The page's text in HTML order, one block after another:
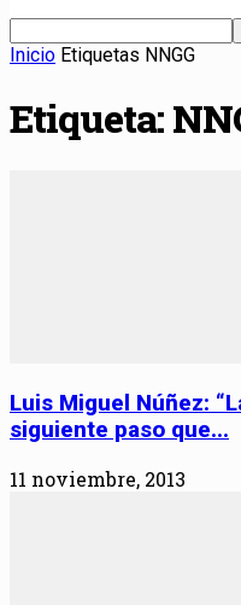
Inicio Etiquetas NNGG
Etiqueta:
Luis Miguel Núñez:
siguiente paso que...
11 noviembre, 2013